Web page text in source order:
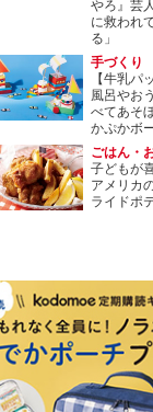
やろ』芸
に救われ
る」
手づくり
【牛乳パ
風呂やお
べてあそ
かぷかボ
ごはん・
子どもが
アメリカ
ライドポ